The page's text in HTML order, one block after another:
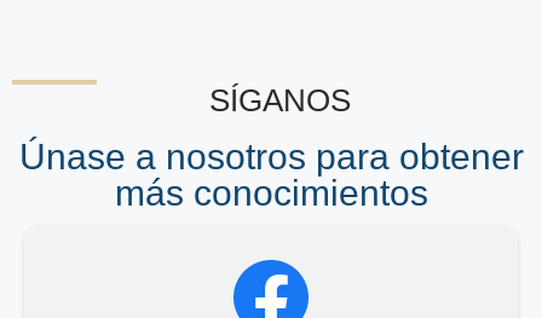
SÍGANOS
Únase a nosotros para obtener
más conocimientos